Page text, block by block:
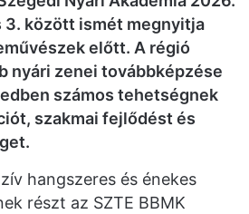
3. között ismét megnyitja
előtt. A régió
nyári zenei továbbképzése
számos tehetségnek
szakmai fejlődést és
hangszeres és énekes
részt az SZTE BBMK